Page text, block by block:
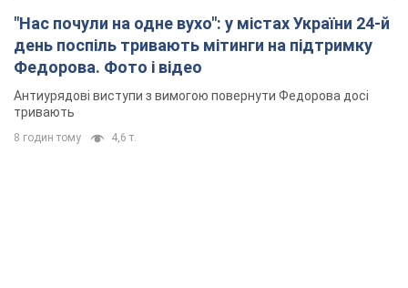
"Нас почули на одне вухо": у містах України 24-й
день поспіль тривають мітинги на підтримку
Федорова. Фото і відео
Антиурядові виступи з вимогою повернути Федорова досі
тривають
8 годин тому 4,6 т.